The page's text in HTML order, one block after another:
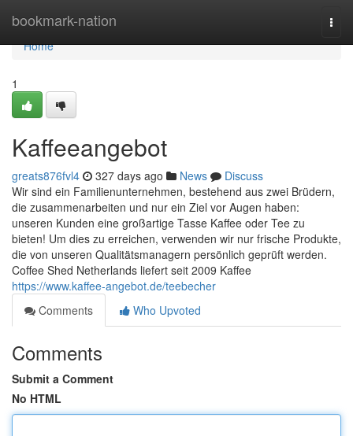
bookmark-nation
Home
Home
1
Kaffeeangebot
greats876fvl4 327 days ago News
Discuss
Wir sind ein Familienunternehmen, bestehend aus zwei Brüdern,
die zusammenarbeiten und nur ein Ziel vor Augen haben:
unseren Kunden eine großartige Tasse Kaffee oder Tee zu
bieten! Um dies zu erreichen, verwenden wir nur frische Produkte,
die von unseren Qualitätsmanagern persönlich geprüft werden.
Coffee Shed Netherlands liefert seit 2009 Kaffee
https://www.kaffee-angebot.de/teebecher
Comments
Who Upvoted
Comments
Submit a Comment
No HTML